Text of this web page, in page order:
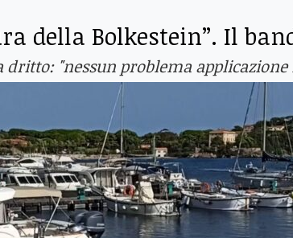
della Bolkestein”. Il
dritto: "nessun problema